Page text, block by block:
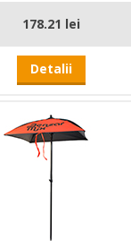
178.21 lei
Detalii